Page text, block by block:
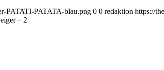
PATATI-PATATA-blau.png 0 0 redaktion https://
– 2